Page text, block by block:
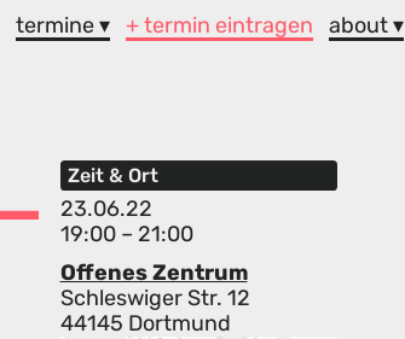
termine ▾ + termin eintragen about ▾
Zeit & Ort
23.06.22
19:00 – 21:00
Offenes Zentrum
Schleswiger Str. 12
44145 Dortmund